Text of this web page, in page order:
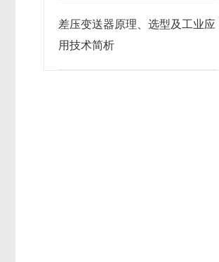
差压变送器原理、选型及工业应
用技术简析